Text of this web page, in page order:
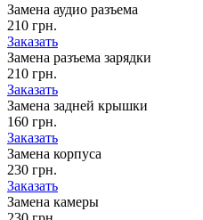
Замена аудио разъема
210 грн.
Заказать
Замена разъема зарядки
210 грн.
Заказать
Замена задней крышки
160 грн.
Заказать
Замена корпуса
230 грн.
Заказать
Замена камеры